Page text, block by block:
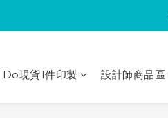
Do現貨1件印製 設計師商品區